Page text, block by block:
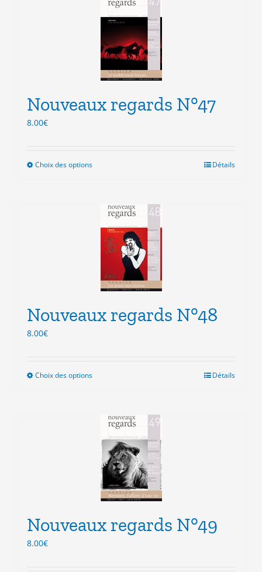
variations.
Les
options
peuvent
être
choisies
sur
page
Nouveaux regards N°47
8.00€
Choix des optionsCe
plusieurs
variations.
Les
options
peuvent
choisies
sur
page
Détails
Nouveaux regards N°48
8.00€
Choix des optionsCe
plusieurs
variations.
Les
options
peuvent
être
choisies
sur
page
Détails
Nouveaux regards N°49
8.00€